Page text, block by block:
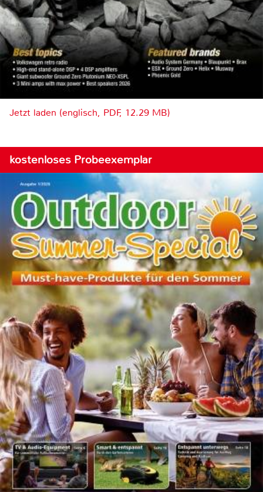
Jetzt laden (englisch, PDF, 12.29 MB)
kostenloses Probeexemplar